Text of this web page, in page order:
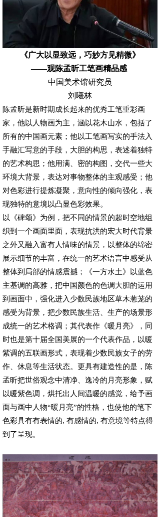
《广大以显致远，巧妙方见精微》
——观陈孟昕工笔画精品感
中国美术馆研究员
刘曦林
陈孟昕是新时期成长起来的优秀工笔重彩画
家，他以人物画为主，涵以花木山水，包括了
所有的中国画元素；他以工笔画写实的手法入
手融汇写意的手段，大胆的构思，表述着独特
的艺术构思；他用满、密的构图，交代一些大
环境大背景，表达对事物整体的主观感受；他
对色彩进行提炼凝聚，意向性的倾向强化，表
现独特的意境以凸显色彩效果。
以《碑颂》为例，把不同的情景的超时空地组
织到一个画面里面，表现抗洪的宏大时代背景
之外又融入富有人情味的情景，以整体的绵密
展示细节的丰富，在统一的艺术语言中感受从
整体到局部的情感震撼；《一方水土》以蓝色
主基调的高雅，把中国颜色的色调大胆的运用
到画面中，强化进入少数民族地区草木葱茏的
感受为背景，把少数民族生活、生产的场景形
成统一的艺术格调；其代表作《暖月亮》，同
时也是第十届全国美展的一个代表作品，以暖
紫调的五联画形式，表现着少数民族女子的劳
作、休息等生活状态。更具有建造性的是，陈
孟昕把世俗观念中清净、逸冷的月亮形象，赋
以暖紫色调，烘托出人间温暖的感觉，给予画
面与画中人物“暖月亮”的性格，也使他的笔下
色彩具有有表情的, 有感情的, 有意境等特点得
到了呈现。